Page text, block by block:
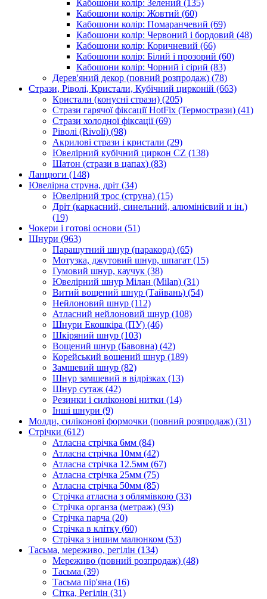
Кабошони колір: Зелений (135)
Кабошони колір: Жовтий (60)
Кабошони колір: Помаранчевий (69)
Кабошони колір: Червоний і бордовий (48)
Кабошони колір: Коричневий (66)
Кабошони колір: Білий і прозорий (60)
Кабошони колір: Чорний і сірий (83)
Дерев'яний декор (повний розпродаж) (78)
Стрази, Ріволі, Кристали, Кубічний цирконій (663)
Кристали (конусні стрази) (205)
Стрази гарячої фіксації HotFix (Термострази) (41)
Стрази холодної фіксації(69)
Ріволі (Rivoli) (98)
Акрилові стрази і кристали (29)
Ювелірний кубічний циркон CZ (138)
Шатон (стрази в цапах) (83)
Ланцюги (148)
Ювелірна струна, дріт (34)
Ювелірний трос (струна) (15)
Дріт (каркасний, синельний, алюмінієвий и ін.)
(19)
Чокери і готові основи (51)
Шнури (963)
Парашутний шнур (паракорд) (65)
Мотузка, джутовий шнур, шпагат (15)
Гумовий шнур, каучук (38)
Ювелірний шнур Мілан (Milan) (31)
Витий вощений шнур (Тайвань) (54)
Нейлоновий шнур (112)
Атласний нейлоновий шнур (108)
Шнури Екошкіра (ПУ) (46)
Шкіряний шнур (103)
Вощений шнур (Бавовна) (42)
Корейський вощений шнур (189)
Замшевий шнур (82)
Шнур замшевий в відрізках (13)
Шнур сутаж (42)
Резинки і силіконові нитки (14)
Інші шнури (9)
Молди, силіконові формочки (повний розпродаж) (31)
Стрічки (612)
Атласна стрічка 6мм (84)
Атласна стрічка 10мм (42)
Атласна стрічка 12.5мм (67)
Атласна стрічка 25мм (75)
Атласна стрічка 50мм (85)
Стрічка атласна з облямівкою (33)
Стрічка органза (метраж) (93)
Стрічка парча (20)
Стрічка в клітку (60)
Стрічка з іншим малюнком (53)
Тасьма, мереживо, регілін (134)
Мереживо (повний розпродаж) (48)
Тасьма (39)
Тасьма пір'яна (16)
Сітка, Регілін (31)